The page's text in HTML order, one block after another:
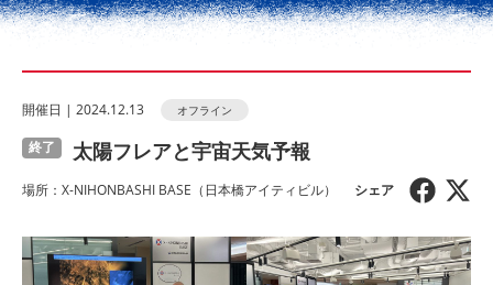
開催⽇ | 2024.12.13 オフライン
終了 太陽フレアと宇宙天気予報
場所：X-NIHONBASHI BASE（⽇本橋アイティビル）